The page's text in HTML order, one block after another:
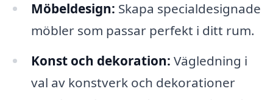
Möbeldesign: Skapa specialdesignade
möbler som passar perfekt i ditt rum.
Konst och dekoration: Vägledning i
val av konstverk och dekorationer